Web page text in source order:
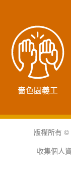
嗇色園義工
版權所有
收集個人